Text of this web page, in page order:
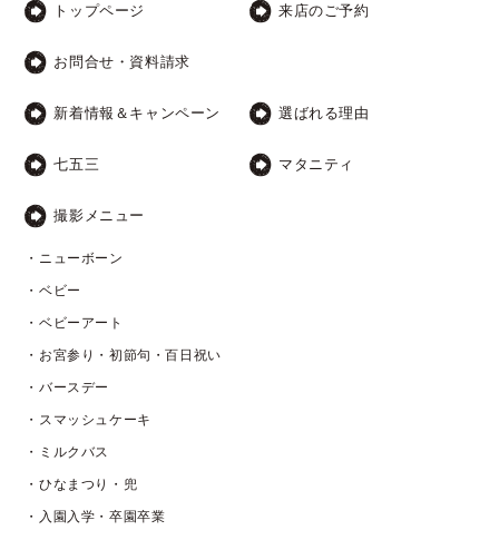
トップページ 来店のご予約
お問合せ・資料請求
新着情報＆キャンペーン 選ばれる理由
七五三 マタニティ
撮影メニュー
・ニューボーン
・ベビー
・ベビーアート
・お宮参り・初節句・百日祝い
・バースデー
・スマッシュケーキ
・ミルクバス
・ひなまつり・兜
・入園入学・卒園卒業